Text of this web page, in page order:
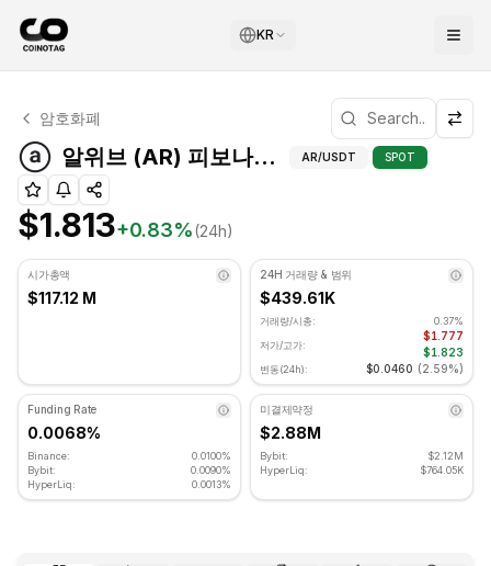
KR
알위브 기술적 분석
알위브 현재 $1.813에 거래되고 있습니다. RSI 지표는
암호화폐
알위브 (AR) 피보나치 레벨 알위브 (AR) 피
AR/USDT SPOT
$1.813+0.83%(24h)
시가총액
$117.12 M
24H 거래량 & 범위
$439.61K
거래량/시총:
0.37%
저가/고가:
$1.777
$1.823
변동(24h): $0.0460 (2.59%)
Funding Rate
0.0068%
Binance:
0.0100%
Bybit:
0.0090%
HyperLiq:
0.0013%
미결제약정
$2.88M
Bybit:
$2.12M
HyperLiq:
$764.05K